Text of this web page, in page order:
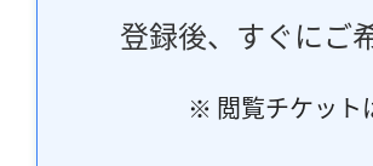
登録後、すぐにご
※ 閲覧チケット